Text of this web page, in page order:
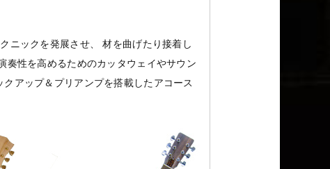
ニックを発展させ、 材を曲げたり接着し
奏性を高めるためのカッタウェイやサウン
アップ＆プリアンプを搭載したアコース